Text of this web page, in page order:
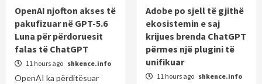
OpenAI njofton akses të
pakufizuar në GPT-5.6
Luna për përdoruesit
falas të ChatGPT
11 hours ago shkence.info
OpenAI ka përditësuar
Adobe po sjell të gjithë
ekosistemin e saj
krijues brenda ChatGPT
përmes një plugini të
unifikuar
11 hours ago shkence.info